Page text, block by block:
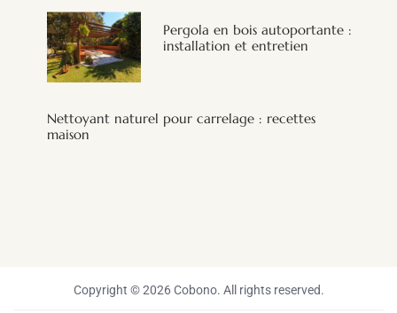
Pergola en bois autoportante :
installation et entretien
Nettoyant naturel pour carrelage : recettes
maison
Copyright © 2026 Cobono. All rights reserved.